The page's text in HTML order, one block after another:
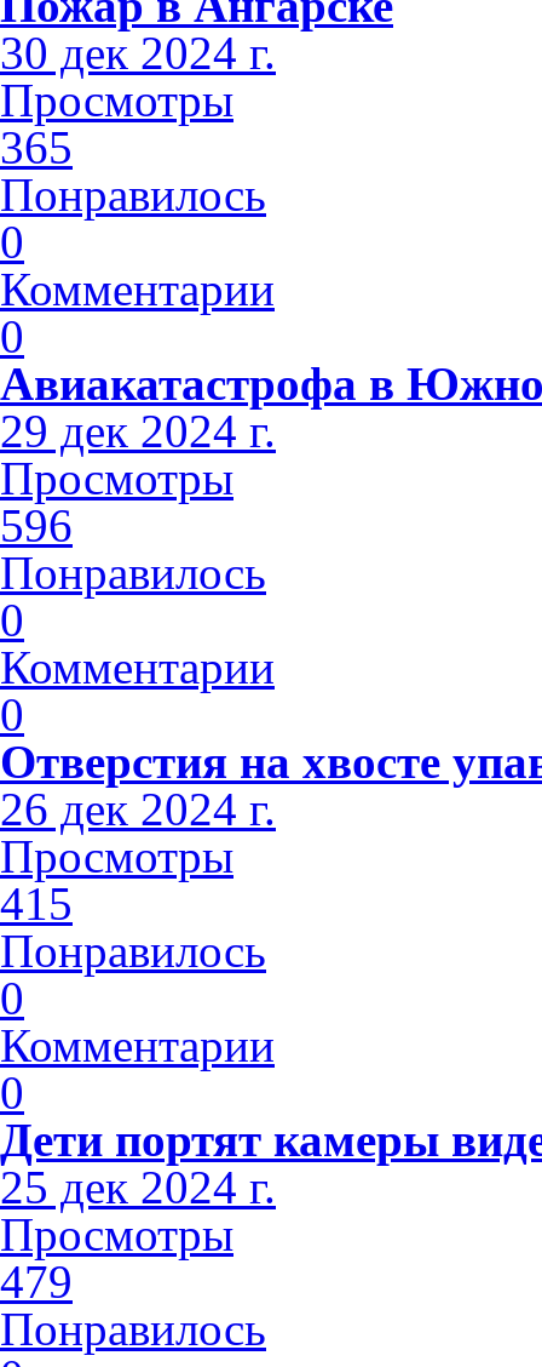
30 дек 2024 г.
Просмотры
365
Понравилось
0
Комментарии
0
Авиакатастрофа в
29 дек 2024 г.
Просмотры
596
Понравилось
0
Комментарии
0
Отверстия на хвосте
26 дек 2024 г.
Просмотры
415
Понравилось
0
Комментарии
0
Дети портят камеры
25 дек 2024 г.
Просмотры
479
Понравилось